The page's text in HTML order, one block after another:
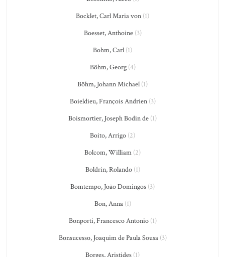
Bocklet, Carl Maria von (1)
Boesset, Anthoine(3)
Bohm, Carl (1)
Böhm, Georg(4)
Böhm, Johann Michael (1)
Boieldieu, François Andrien(3)
Boismortier, Joseph Bodin de (1)
Boito, Arrigo (2)
Bolcom, William (2)
Boldrin, Rolando(1)
Bomtempo, João Domingos (3)
Bon, Anna(1)
Bonporti, Francesco Antonio(1)
Bonsucesso, Joaquim de Paula Sousa(3)
Borges, Aristides (1)